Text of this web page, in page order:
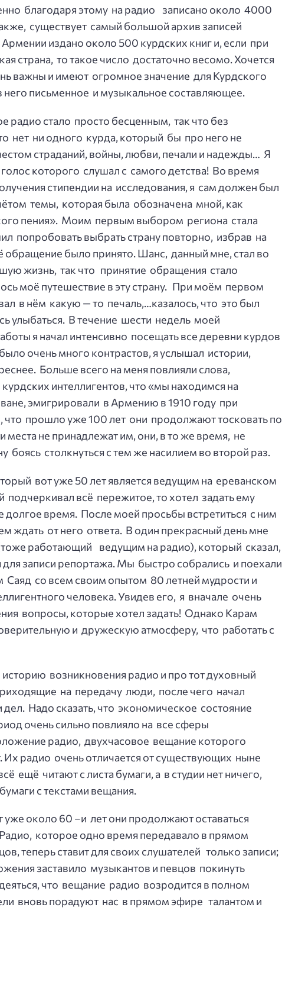
благодаря этому на радио записано около 4000
существует самый большой архив записей
издано около 500 курдских книг и, если при
страна, то такое число достаточно весомо. Хочется
важны и имеют огромное значение для Курдского
него письменное и музыкальное составляющее.
радио стало просто бесценным, так что без
нет ни одного курда, который бы про него не
страданий, войны, любви, печали и надежды… Я
голос которого слушал с самого детства! Во время
стипендии на исследования, я сам должен был
темы, которая была обозначена мной, как
пения». Моим первым выбором региона стала
попробовать выбрать страну повторно, избрав на
было принято. Шанс, данный мне, стал во
жизнь, так что принятие обращения стало
моё путешествие в эту страну. При моём первом
в нём какую — то печаль,…казалось, что это был
улыбаться. В течение шести недель моей
я начал интенсивно посещать все деревни курдов
очень много контрастов, я услышал истории,
Больше всего на меня повлияли слова,
интеллигентов, что «мы находимся на
эмигрировали в Армению в 1910 году при
что прошло уже 100 лет они продолжают тосковать по
места не принадлежат им, они, в то же время, не
боясь столкнуться с тем же насилием во второй раз.
вот уже 50 лет является ведущим на ереванском
подчеркивал всё пережитое, то хотел задать ему
время. После моей просьбы встретиться с ним
ждать от него ответа. В один прекрасный день мне
работающий ведущим на радио), который сказал,
для записи репортажа. Мы быстро собрались и поехали
Саяд со всем своим опытом 80 летней мудрости и
человека. Увидев его, я вначале очень
вопросы, которые хотел задать! Однако Карам
и дружескую атмосферу, что работать с
возникновения радио и про тот духовный
на передачу люди, после чего начал
Надо сказать, что экономическое состояние
очень сильно повлияло на все сферы
радио, двухчасовое вещание которого
радио очень отличается от существующих ныне
ещё читают с листа бумаги, а в студии нет ничего,
с текстами вещания.
около 60 –и лет они продолжают оставаться
которое одно время передавало в прямом
теперь ставит для своих слушателей только записи;
заставило музыкантов и певцов покинуть
что вещание радио возродится в полном
вновь порадуют нас в прямом эфире талантом и